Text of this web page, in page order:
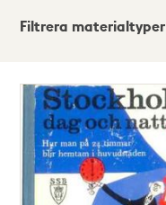
Visningsläge
Lista
Karta
Filtrera materialtyper
träffar